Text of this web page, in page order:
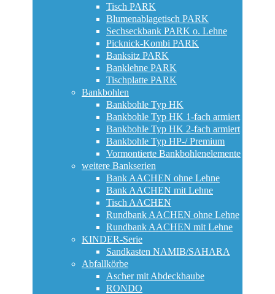
Tisch PARK
Blumenablagetisch PARK
Sechseckbank PARK o. Lehne
Picknick-Kombi PARK
Banksitz PARK
Banklehne PARK
Tischplatte PARK
Bankbohlen
Bankbohle Typ HK
Bankbohle Typ HK 1-fach armiert
Bankbohle Typ HK 2-fach armiert
Bankbohle Typ HP-/ Premium
Vormontierte Bankbohlenelemente
weitere Bankserien
Bank AACHEN ohne Lehne
Bank AACHEN mit Lehne
Tisch AACHEN
Rundbank AACHEN ohne Lehne
Rundbank AACHEN mit Lehne
KINDER-Serie
Sandkasten NAMIB/SAHARA
Abfallkörbe
Ascher mit Abdeckhaube
RONDO